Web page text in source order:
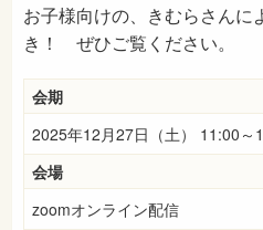
お子様向けの、きむらさんに
き！ ぜひご覧ください。
会期
2025年12月27日（土） 11:00～
会場
zoomオンライン配信